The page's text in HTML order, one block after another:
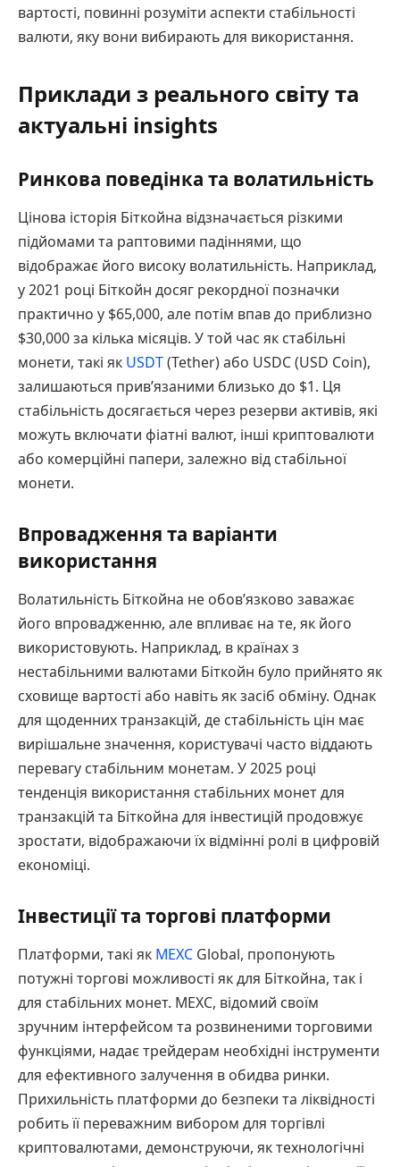
вартості, повинні розуміти аспекти стабільності
валюти, яку вони вибирають для використання.
Приклади з реального світу та
актуальні insights
Ринкова поведінка та волатильність
Цінова історія Біткойна відзначається різкими
підйомами та раптовими падіннями, що
відображає його високу волатильність. Наприклад,
у 2021 році Біткойн досяг рекордної позначки
практично у $65,000, але потім впав до приблизно
$30,000 за кілька місяців. У той час як стабільні
монети, такі як USDT(Tether) або USDC (USD Coin),
залишаються прив’язаними близько до $1. Ця
стабільність досягається через резерви активів, які
можуть включати фіатні валют, інші криптовалюти
або комерційні папери, залежно від стабільної
монети.
Впровадження та варіанти
використання
Волатильність Біткойна не обов’язково заважає
його впровадженню, але впливає на те, як його
використовують. Наприклад, в країнах з
нестабільними валютами Біткойн було прийнято як
сховище вартості або навіть як засіб обміну. Однак
для щоденних транзакцій, де стабільність цін має
вирішальне значення, користувачі часто віддають
перевагу стабільним монетам. У 2025 році
тенденція використання стабільних монет для
транзакцій та Біткойна для інвестицій продовжує
зростати, відображаючи їх відмінні ролі в цифровій
економіці.
Інвестиції та торгові платформи
Платформи, такі як MEXC Global, пропонують
потужні торгові можливості як для Біткойна, так і
для стабільних монет. MEXC, відомий своїм
зручним інтерфейсом та розвиненими торговими
функціями, надає трейдерам необхідні інструменти
для ефективного залучення в обидва ринки.
Прихильність платформи до безпеки та ліквідності
робить її переважним вибором для торгівлі
криптовалютами, демонструючи, як технологічні